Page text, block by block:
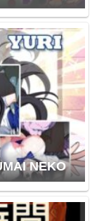
NEKO